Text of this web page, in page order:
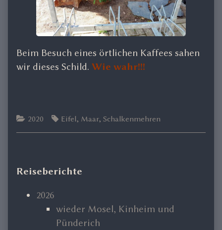
Beim Besuch eines örtlichen Kaffees sahen
wir dieses Schild. Wie wahr!!!
Categories
2020 Tags
Eifel, Maar, Schalkenmehren
Primary
Sidebar
Reiseberichte
2026
wieder Mosel, Kinheim und
Pünderich